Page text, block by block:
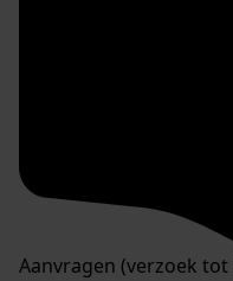
Aanvragen (verzoek